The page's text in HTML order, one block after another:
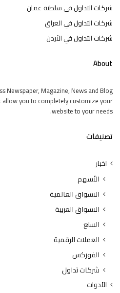
شركات التداول في سلطنة عمان
شركات التداول في العراق
شركات التداول في الأردن
About
Newspaper, Magazine, News and Blog
you to completely customize your
website to your needs.
تصنيفات
اخبار
الأسهم
الاسواق العالمية
الاسواق العربية
السلع
العملات الرقمية
الفوركس
شركات تداول
الأدوات